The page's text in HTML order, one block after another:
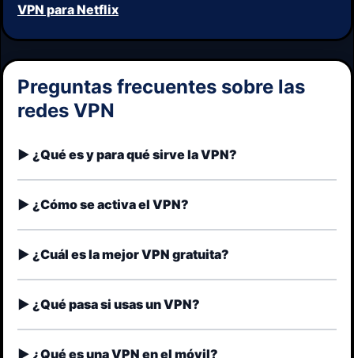
VPN para Netflix
Preguntas frecuentes sobre las
redes VPN
¿Qué es y para qué sirve la VPN?
¿Cómo se activa el VPN?
¿Cuál es la mejor VPN gratuita?
¿Qué pasa si usas un VPN?
¿Qué es una VPN en el móvil?